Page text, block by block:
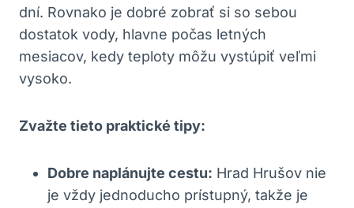
dní. Rovnako‌ je dobré zobrať si so sebou‌
dostatok vody,⁢ hlavne počas letných⁢
mesiacov,​ kedy teploty môžu vystúpiť veľmi​
vysoko.
Zvažte tieto praktické tipy:
Dobre naplánujte cestu: ‍Hrad Hrušov ‍nie
je vždy jednoducho ​prístupný, takže ‌je